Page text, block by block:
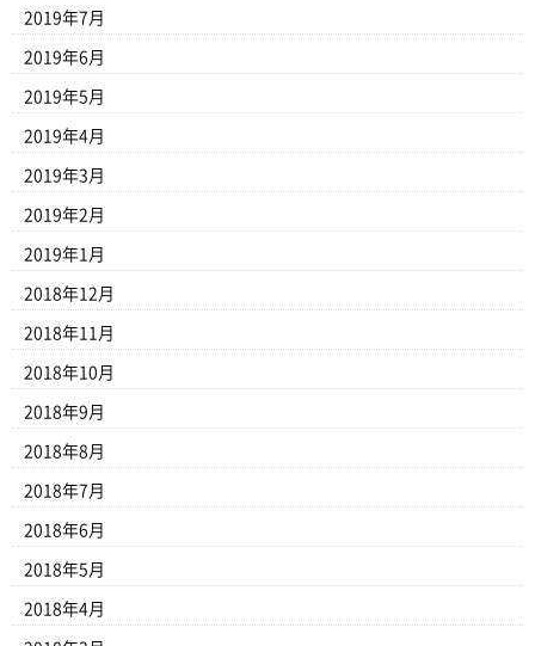
2019年7月
2019年6月
2019年5月
2019年4月
2019年3月
2019年2月
2019年1月
2018年12月
2018年11月
2018年10月
2018年9月
2018年8月
2018年7月
2018年6月
2018年5月
2018年4月